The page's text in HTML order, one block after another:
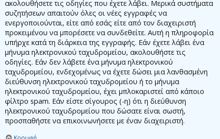
ακολουθήσετε τις οδηγίες που έχετε λάβει. Μερικά συστήματα
συζητήσεων απαιτούν όλες οι νέες εγγραφές να
ενεργοποιούνται, είτε από εσάς είτε από τον διαχειριστή
προκειμένου να μπορέσετε να συνδεθείτε. Αυτή η πληροφορία
υπήρχε κατά τη διάρκεια της εγγραφής. Εάν έχετε λάβει ένα
μήνυμα ηλεκτρονικού ταχυδρομείου, ακολουθήστε τις
οδηγίες. Εάν δεν λάβετε ένα μήνυμα ηλεκτρονικού
ταχυδρομείου, ενδεχομένως να έχετε δώσει μια λανθασμένη
διεύθυνση ηλεκτρονικού ταχυδρομείου ή το μήνυμα
ηλεκτρονικού ταχυδρομείου, έχει μπλοκαριστεί από κάποιο
φίλτρο spam. Εάν είστε σίγουρος (-η) ότι η διεύθυνση
ηλεκτρονικού ταχυδρομείου που δώσατε είναι σωστή,
προσπαθήστε να επικοινωνήσετε με έναν διαχειριστή.